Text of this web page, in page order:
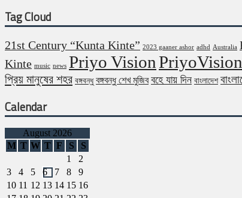
Tag Cloud
21st Century “Kunta Kinte” 2023 gaaner ashor adhd Australia
Kinte music news Priyo VisionPriyoVision
প্রিয় মানুষের শহর বঙ্গবন্ধু বঙ্গবন্ধু শেখ মুজিব বহে যায় দিন বাংলাদেশ
Calendar
August 2026
M T W T F S
S
1
2
3
4 5 6 7 8
9
10 11 12 13 14 15 16